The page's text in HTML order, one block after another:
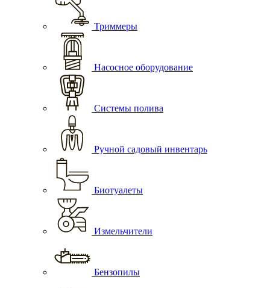
Триммеры
Насосное оборудование
Системы полива
Ручной садовый инвентарь
Биотуалеты
Измельчители
Бензопилы